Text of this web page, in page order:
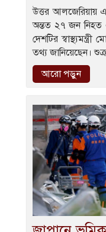
উত্তর আলজেরিয়ায়
অন্তত ২৭ জন
দেশটির
তথ্য জানিয়েছেন।
আরো পড়ুন